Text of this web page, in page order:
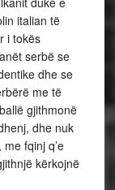
italian të
i tokës
serbë se
dhe se
me të
gjithmonë
dhe nuk
fqinj q’e
kërkojnë